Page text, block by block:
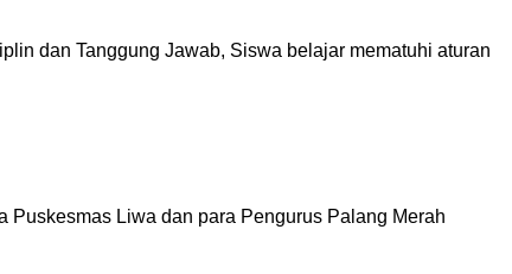
dan Tanggung Jawab, Siswa belajar mematuhi aturan
Puskesmas Liwa dan para Pengurus Palang Merah